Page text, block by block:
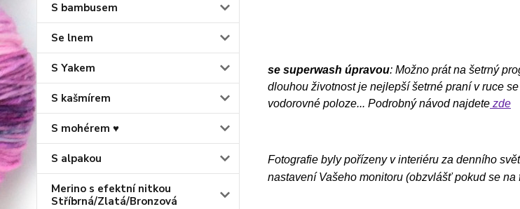
S bambusem
Se lnem
S Yakem
S kašmírem
S mohérem ♥
S alpakou
Merino s efektní nitkou
Stříbrná/Zlatá/Bronzová
se superwash úpravou: Možno prát na šetrný
dlouhou životnost je nejlepší šetrné praní v ruce
vodorovné poloze... Podrobný návod najdetezde
Fotografie byly pořízeny v interiéru za denního
nastavení Vašeho monitoru (obzvlášť pokud se na